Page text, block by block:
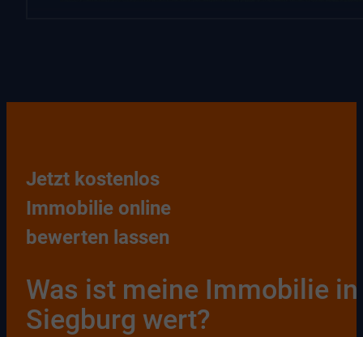
Jetzt kostenlos
Immobilie online
bewerten lassen
Was ist meine Immobilie in
Siegburg wert?